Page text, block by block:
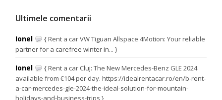
Ultimele comentarii
Ionel
{ Rent a car VW Tiguan Allspace 4Motion: Your reliable
partner for a carefree winter in... }
Ionel
{ Rent a car Cluj: The New Mercedes-Benz GLE 2024
available from €104 per day. https://idealrentacar.ro/en/b-rent-
a-car-mercedes-gle-2024-the-ideal-solution-for-mountain-
holidays-and-business-trips }